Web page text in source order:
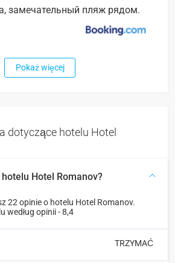
замечательный пляж рядом.
Pokaż więcej
dotyczące hotelu Hotel
Hotel Romanov?
22 opinie o hotelu Hotel Romanov.
według opinii - 8,4
TRZYMAĆ